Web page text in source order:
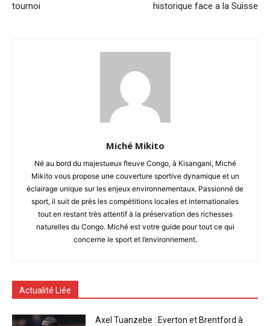
tournoi
historique face a la Suisse
Miché Mikito
Né au bord du majestueux fleuve Congo, à Kisangani, Miché
Mikito vous propose une couverture sportive dynamique et un
éclairage unique sur les enjeux environnementaux. Passionné de
sport, il suit de près les compétitions locales et internationales
tout en restant très attentif à la préservation des richesses
naturelles du Congo. Miché est votre guide pour tout ce qui
concerne le sport et l’environnement.
Actualité Liée
Axel Tuanzebe : Everton et Brentford à